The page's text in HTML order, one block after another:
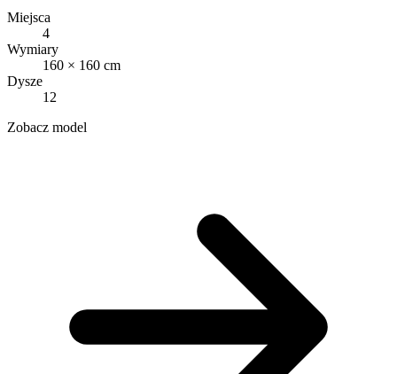
Miejsca
4
Wymiary
160 × 160 cm
Dysze
12
Zobacz model